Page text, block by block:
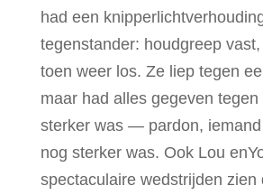
had een
tegenstander: houdgreep
toen weer los. Ze liep tegen
maar had alles gegeven
sterker was ― pardon,
nog sterker was. Ook Lou
spectaculaire wedstrijden zien